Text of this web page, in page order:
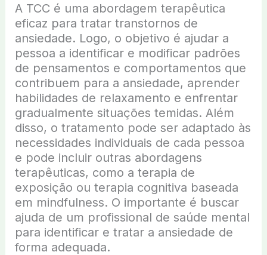
A TCC é uma abordagem terapêutica
eficaz para tratar transtornos de
ansiedade. Logo, o objetivo é ajudar a
pessoa a identificar e modificar padrões
de pensamentos e comportamentos que
contribuem para a ansiedade, aprender
habilidades de relaxamento e enfrentar
gradualmente situações temidas. Além
disso, o tratamento pode ser adaptado às
necessidades individuais de cada pessoa
e pode incluir outras abordagens
terapêuticas, como a terapia de
exposição ou terapia cognitiva baseada
em mindfulness. O importante é buscar
ajuda de um profissional de saúde mental
para identificar e tratar a ansiedade de
forma adequada.